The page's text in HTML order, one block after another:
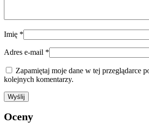
Imię *
Adres e-mail *
Zapamiętaj moje dane w tej przeglądarce
kolejnych komentarzy.
Oceny